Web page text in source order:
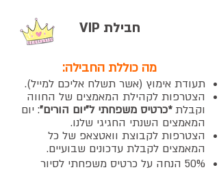
חבילת VIP
מה כוללת החבילה:
תעודת אימוץ (אשר תשלח אליכם למייל).
הצטרפות לקהילת המאמצים של החווה
וקבלת*כרטיס משפחתי ל"יום הורים": יום
המאמצים השנתי החגיגי שלנו.
הצטרפות לקבוצת וואטצאפ של כל
המאמצים לקבלת עדכונים שבועיים.
50% הנחה על כרטיס משפחתי
לסיור